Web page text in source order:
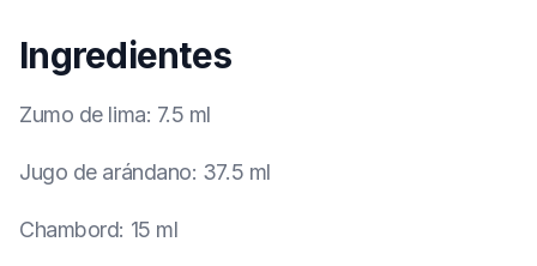
Ingredientes
Zumo de lima: 7.5 ml
Jugo de arándano: 37.5 ml
Chambord: 15 ml